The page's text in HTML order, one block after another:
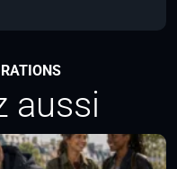
aussi